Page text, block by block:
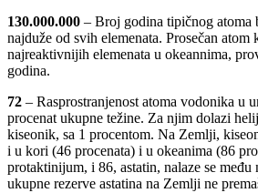
130.000.000 – Broj godina tipičnog atoma
najduže od svih elemenata. Prosečan atom
najreaktivnijih elemenata u okeannima,
godina.
72 – Rasprostranjenost atoma vodonika u
procenat ukupne težine. Za njim dolazi
kiseonik, sa 1 procentom. Na Zemlji,
i u kori (46 procenata) i u okeanima (86
protaktinijum, i 86, astatin, nalaze se među
ukupne rezerve astatina na Zemlji ne